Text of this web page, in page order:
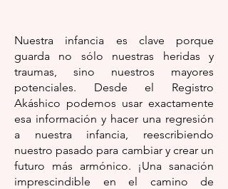
Nuestra infancia es clave porque
guarda no sólo nuestras heridas y
traumas, sino nuestros mayores
potenciales. Desde el Registro
Akáshico podemos usar exactamente
esa información y hacer una regresión
a nuestra infancia, reescribiendo
nuestro pasado para cambiar y crear un
futuro más armónico. ¡Una sanación
imprescindible en el camino de